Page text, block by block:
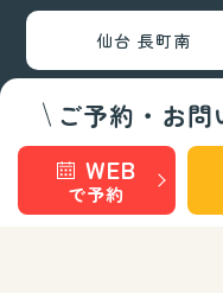
ご予約・お
WEB
で予約
仙台 長町南
盛岡 南大通
巻き爪矯